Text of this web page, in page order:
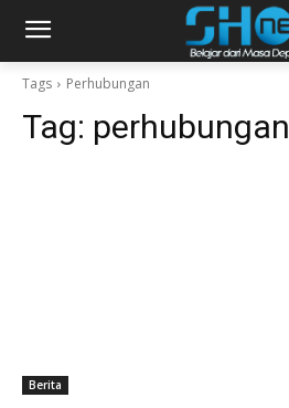
Tags Perhubungan
Tag: perhubungan
Berita